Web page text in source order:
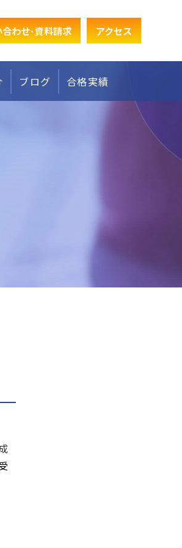
合わせ･資料請求 アクセス
ブログ 合格実績